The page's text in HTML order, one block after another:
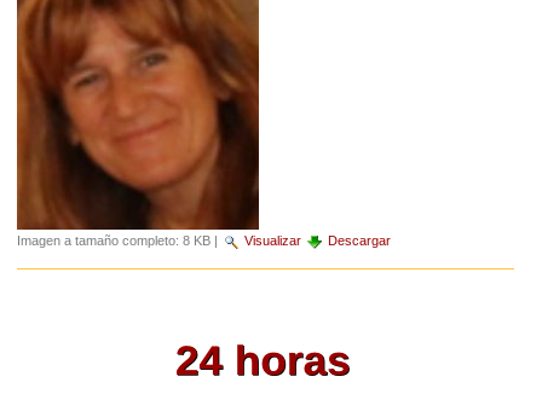
Imagen a tamaño completo: 8 KB Visualizar Descargar